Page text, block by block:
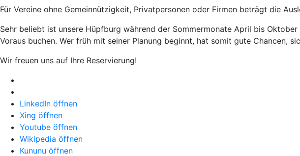
Für Vereine ohne Gemeinnützigkeit, Privatpersonen oder Firmen beträgt die
Sehr beliebt ist unsere Hüpfburg während der Sommermonate April bis
Voraus buchen. Wer früh mit seiner Planung beginnt, hat somit gute Chancen,
Wir freuen uns auf Ihre Reservierung!
LinkedIn öffnen
Xing öffnen
Youtube öffnen
Wikipedia öffnen
Kununu öffnen